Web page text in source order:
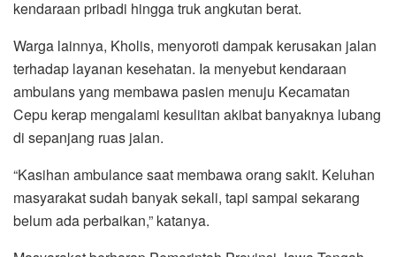
kendaraan pribadi hingga truk angkutan berat.
Warga lainnya, Kholis, menyoroti dampak kerusakan jalan
terhadap layanan kesehatan. Ia menyebut kendaraan
ambulans yang membawa pasien menuju Kecamatan
Cepu kerap mengalami kesulitan akibat banyaknya lubang
di sepanjang ruas jalan.
“Kasihan ambulance saat membawa orang sakit. Keluhan
masyarakat sudah banyak sekali, tapi sampai sekarang
belum ada perbaikan,” katanya.